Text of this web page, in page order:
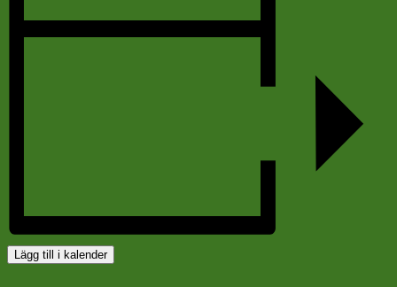
Lägg till i kalender